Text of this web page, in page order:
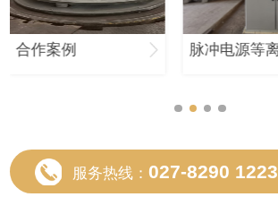
合作案例
服务热线： 027-8290 1223